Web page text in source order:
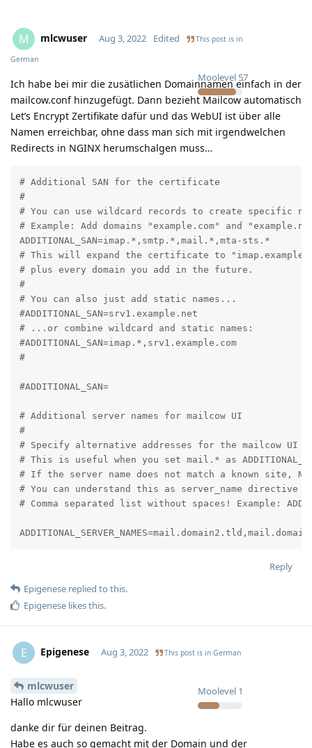
M mlcwuser
Moolevel 57
Aug 3, 2022 Edited This post is in
German
Ich habe bei mir die zusätlichen Domainnamen einfach in der
mailcow.conf hinzugefügt. Dann bezieht Mailcow automatisch
Let’s Encrypt Zertifikate dafür und das WebUI ist über alle
Namen erreichbar, ohne dass man sich mit irgendwelchen
Redirects in NGINX herumschalgen muss…
# Additional SAN for the certificate
#
# You can use wildcard records to create specific
# Example: Add domains "example.com" and
ADDITIONAL_SAN=imap.*,smtp.*,mail.*,mta-sts.*
# This will expand the certificate to
# plus every domain you add in the future.
#
# You can also just add static names...
#ADDITIONAL_SAN=srv1.example.net
# ...or combine wildcard and static names:
#ADDITIONAL_SAN=imap.*,srv1.example.com
#
#ADDITIONAL_SAN=
# Additional server names for mailcow UI
#
# Specify alternative addresses for the mailcow UI
# This is useful when you set mail.* as
# If the server name does not match a known site,
# You can understand this as server_name directive
# Comma separated list without spaces! Example:
Reply
Epigenese replied to this.
Epigenese likes this.
E Epigenese
Moolevel 1
Aug 3, 2022 This post is in German
mlcwuser
Hallo mlcwuser
danke dir für deinen Beitrag.
Habe es auch so gemacht mit der Domain und der